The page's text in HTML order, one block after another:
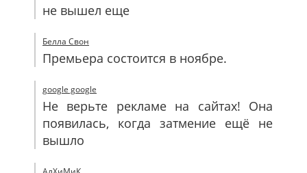
не вышел еще
Белла Свон
Премьера состоится в ноябре.
google google
Не верьте рекламе на сайтах! Она
появилась, когда затмение ещё не
вышло